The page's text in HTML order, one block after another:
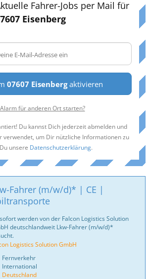
Fahrer-Jobs per Mail für
Eisenberg
07607 Eisenbergaktivieren
Alarm für anderen Ort starten?
Du kannst Dich jederzeit abmelden und
verwendet, um Dir nützliche Informationen zu
unsere Datenschutzerklärung.
Fahrer (m/w/d)* | CE |
werden von der Falcon Logistics Solution
deutschlandweit Lkw-Fahrer (m/w/d)*
Logistics Solution GmbH
Fernverkehr
International
Deutschland